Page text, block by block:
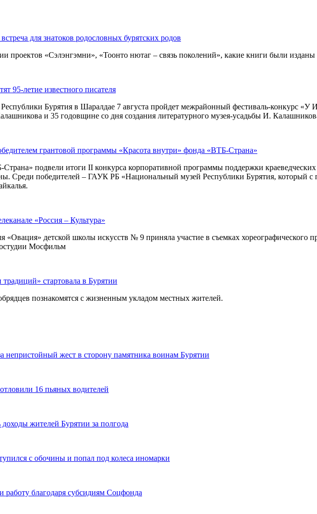
для знатоков родословных бурятских родов
проектов «Сэлэнгэмни», «Тоонто нютаг – связь поколений», какие книги были изданы
95-летие известного писателя
Бурятия в Шаралдае 7 августа пройдет межрайонный фестиваль-конкурс
и 35 годовщине со дня создания литературного музея-усадьбы И.
грантовой программы «Красота внутри» фонда «ВТБ-Страна»
подвели итоги II конкурса корпоративной программы поддержки
Среди победителей – ГАУК РБ «Национальный музей Республики Бурятия, который с
«Россия – Культура»
«Овация» детской школы искусств № 9 приняла участие в съемках хореографического
Мосфильм
стартовала в Бурятии
познакомятся с жизненным укладом местных жителей.
непристойный жест в сторону памятника воинам Бурятии
16 пьяных водителей
жителей Бурятии за полгода
с обочины и попал под колеса иномарки
работу благодаря субсидиям Соцфонда